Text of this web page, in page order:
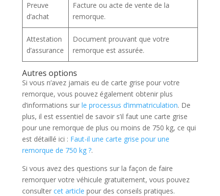
Preuve
d’achat
Facture ou acte de vente de la
remorque.
Attestation
d’assurance
Document prouvant que votre
remorque est assurée.
Autres options
Si vous n’avez jamais eu de carte grise pour votre
remorque, vous pouvez également obtenir plus
d’informations sur le processus d’immatriculation. De
plus, il est essentiel de savoir s’il faut une carte grise
pour une remorque de plus ou moins de 750 kg, ce qui
est détaillé ici : Faut-il une carte grise pour une
remorque de 750 kg ?.
Si vous avez des questions sur la façon de faire
remorquer votre véhicule gratuitement, vous pouvez
consulter cet article pour des conseils pratiques.